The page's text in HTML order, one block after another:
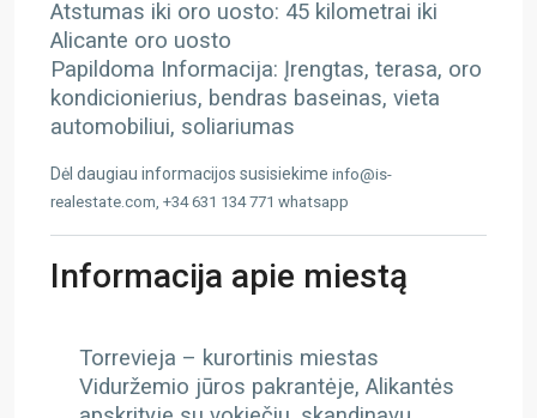
Atstumas iki oro uosto: 45 kilometrai iki
Alicante oro uosto
Papildoma Informacija: Įrengtas, terasa, oro
kondicionierius, bendras baseinas, vieta
automobiliui, soliariumas
Dėl daugiau informacijos susisiekime info@is-
realestate.com, +34 631 134 771 whatsapp
Informacija apie miestą
Torrevieja – kurortinis miestas
Viduržemio jūros pakrantėje, Alikantės